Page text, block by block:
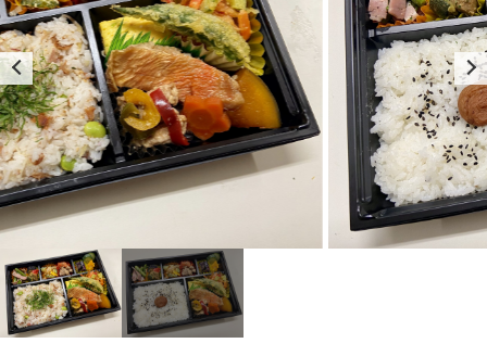
ショッピングを続ける
カートを確認する
すべての商品
ランチBOXタイプ☆人気商品☆
プレートタイプ
わっぱシリーズ
☆季節味わう☆四季弁当
☆こだわり弁当☆
洋食エリーゼ×LUNCH FACTORY
プレートタイプ
わっぱシリーズ
☆季節味わう☆四季弁当
洋食エリーゼ×LUNCH FACTORY
幕ノ内弁当タイプ☆豊富な種類☆
価格帯
～
その他
在庫あり セール